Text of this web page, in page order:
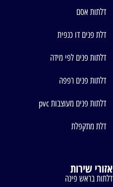
דלתות אסם
דלת פנים דו כנפית
דלתות פנים לפי מידה
דלתות פנים רפפה
דלתות פנים מעוצבות pvc
דלת מתקפלת
אזורי שירות
דלתות בראש פינה